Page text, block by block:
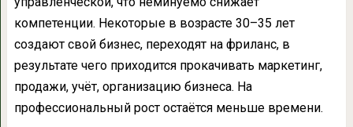
компетенции. Некоторые в возрасте 30–35 лет
создают свой бизнес, переходят на фриланс, в
результате чего приходится прокачивать маркетинг,
продажи, учёт, организацию бизнеса. На
профессиональный рост остаётся меньше времени.